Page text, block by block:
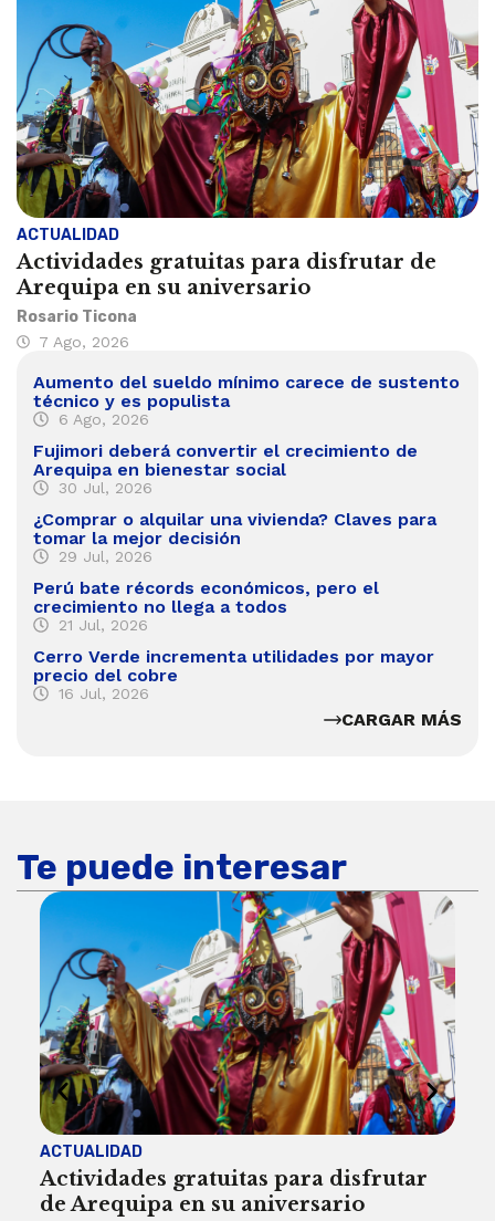
ACTUALIDAD
Actividades gratuitas para disfrutar de
Arequipa en su aniversario
Rosario Ticona
7 Ago, 2026
Aumento del sueldo mínimo carece de sustento
técnico y es populista
6 Ago, 2026
Fujimori deberá convertir el crecimiento de
Arequipa en bienestar social
30 Jul, 2026
¿Comprar o alquilar una vivienda? Claves para
tomar la mejor decisión
29 Jul, 2026
Perú bate récords económicos, pero el
crecimiento no llega a todos
21 Jul, 2026
Cerro Verde incrementa utilidades por mayor
precio del cobre
16 Jul, 2026
CARGAR MÁS
Te puede interesar
ACTUALIDAD
Actividades gratuitas para disfrutar
de Arequipa en su aniversario